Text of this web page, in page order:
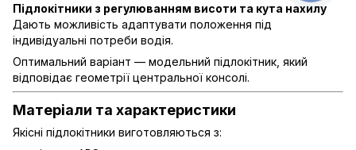
Підлокітники з регулюванням висоти та кута нахилу
Дають можливість адаптувати положення під
індивідуальні потреби водія.
Оптимальний варіант — модельний підлокітник, який
відповідає геометрії центральної консолі.
Матеріали та характеристики
Якісні підлокітники виготовляються з: